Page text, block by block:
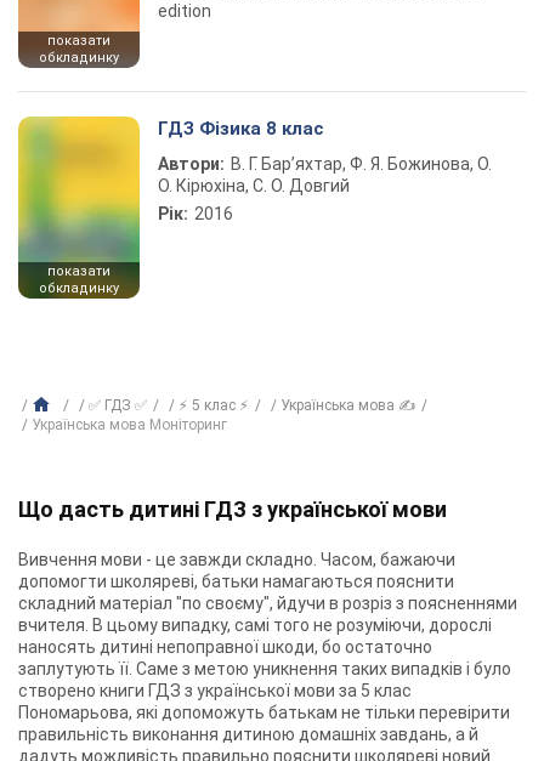
показати
обкладинку
edition
показати
обкладинку
ГДЗ Фізика 8 клас
Автори: В. Г. Бар’яхтар, Ф. Я. Божинова, О.
О. Кірюхіна, С. О. Довгий
Рік: 2016
✅ ГДЗ ✅ ⚡ 5 клас ⚡
Українська мова ✍
Українська мова Моніторинг
Що дасть дитині ГДЗ з української мови
Вивчення мови - це завжди складно. Часом, бажаючи
допомогти школяреві, батьки намагаються пояснити
складний матеріал "по своєму", йдучи в розріз з поясненнями
вчителя. В цьому випадку, самі того не розуміючи, дорослі
наносять дитині непоправної шкоди, бо остаточно
заплутують її. Саме з метою уникнення таких випадків і було
створено книги ГДЗ з української мови за 5 клас
Пономарьова, які допоможуть батькам не тільки перевірити
правильність виконання дитиною домашніх завдань, а й
дадуть можливість правильно пояснити школяреві новий